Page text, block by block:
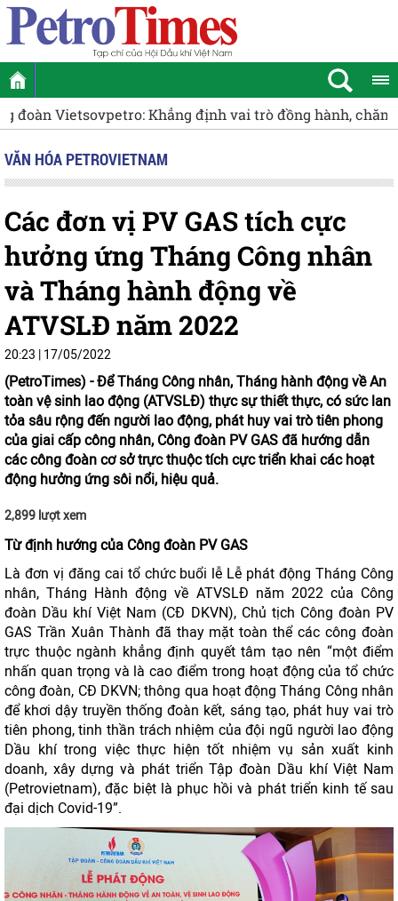
Cụm phối hợp hoạt động Bà Rịa - Vũng Tàu tổng kết
VĂN HÓA PETROVIETNAM
Các đơn vị PV GAS tích cực
hưởng ứng Tháng Công nhân
và Tháng hành động về
ATVSLĐ năm 2022
20:23 | 17/05/2022
(PetroTimes) -Để Tháng Công nhân, Tháng hành động về An
toàn vệ sinh lao động (ATVSLĐ) thực sự thiết thực, có sức lan
tỏa sâu rộng đến người lao động, phát huy vai trò tiên phong
của giai cấp công nhân, Công đoàn PV GAS đã hướng dẫn
các công đoàn cơ sở trực thuộc tích cực triển khai các hoạt
động hưởng ứng sôi nổi, hiệu quả.
2,899 lượt xem
Từ định hướng của Công đoàn PV GAS
Là đơn vị đăng cai tổ chức buổi lễ Lễ phát động Tháng Công
nhân, Tháng Hành động về ATVSLĐ năm 2022 của Công
đoàn Dầu khí Việt Nam (CĐ DKVN), Chủ tịch Công đoàn PV
GAS Trần Xuân Thành đã thay mặt toàn thể các công đoàn
trực thuộc ngành khẳng định quyết tâm tạo nên “một điểm
nhấn quan trọng và là cao điểm trong hoạt động của tổ chức
công đoàn, CĐ DKVN; thông qua hoạt động Tháng Công nhân
để khơi dậy truyền thống đoàn kết, sáng tạo, phát huy vai trò
tiên phong, tinh thần trách nhiệm của đội ngũ người lao động
Dầu khí trong việc thực hiện tốt nhiệm vụ sản xuất kinh
doanh, xây dựng và phát triển Tập đoàn Dầu khí Việt Nam
(Petrovietnam), đặc biệt là phục hồi và phát triển kinh tế sau
đại dịch Covid-19”.